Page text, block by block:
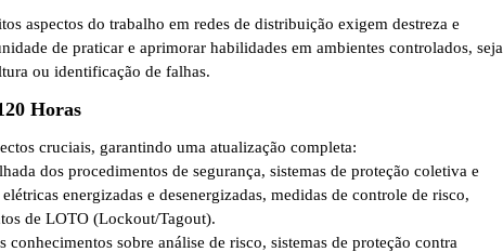
aspectos do trabalho em redes de distribuição exigem destreza e
de praticar e aprimorar habilidades em ambientes controlados, seja
ou identificação de falhas.
Horas
cruciais, garantindo uma atualização completa:
dos procedimentos de segurança, sistemas de proteção coletiva e
energizadas e desenergizadas, medidas de controle de risco,
de LOTO (Lockout/Tagout).
conhecimentos sobre análise de risco, sistemas de proteção contra